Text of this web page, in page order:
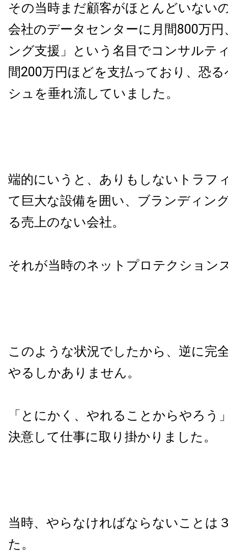
その当時まだ顧客がほとんどいない
会社のデータセンターに月間800万
ング支援」という名目でコンサルテ
間200万円ほどを支払っており、恐
シュを垂れ流していました。
端的にいうと、ありもしないトラフ
て巨大な設備を囲い、ブランディン
る売上のない会社。
それが当時のネットプロテクション
このような状況でしたから、逆に完
やるしかありません。
「とにかく、やれることからやろう
決意して仕事に取り掛かりました。
当時、やらなければならないことは
た。